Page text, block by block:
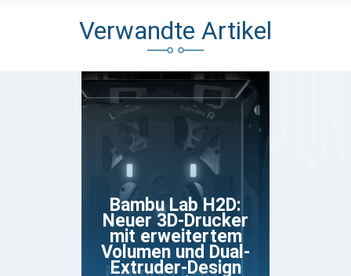
Verwandte Artikel
Bambu Lab H2D:
Neuer 3D-Drucker
mit erweitertem
Volumen und Dual-
Extruder-Design